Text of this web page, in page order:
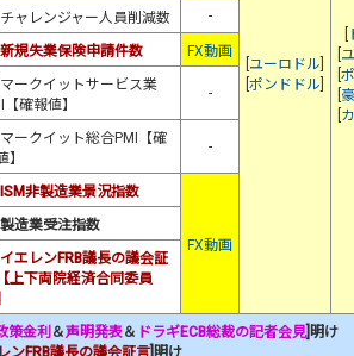
ユーロドル
ポンドドル
チャレンジャー人員削減数
-
新規失業保険申請件数 FX動画
マークイットサービス業
【確報値】
-
マークイット総合PMI【確
】
-
ISM非製造業景況指数
FX動画
造業受注指数
イエレンFRB議長の議会証
上下両院経済合同委員
策金利 ＆声明発表＆ ドラギECB総裁の記者会見]明け